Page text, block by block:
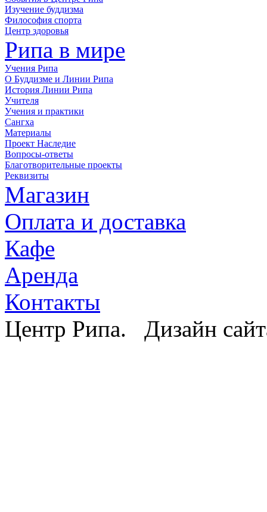
Изучение буддизма
Философия спорта
Центр здоровья
Рипа в мире
Учения Рипа
О Буддизме и Линии Рипа
История Линии Рипа
Учителя
Учения и практики
Сангха
Материалы
Проект Наследие
Вопросы-ответы
Благотворительные проекты
Реквизиты
Магазин
Оплата и доставка
Кафе
Аренда
Контакты
Центр Рипа. Дизайн